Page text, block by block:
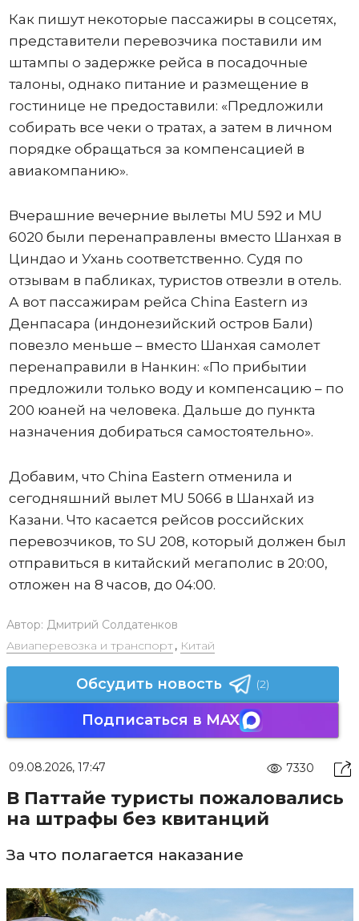
Как пишут некоторые пассажиры в соцсетях,
представители перевозчика поставили им
штампы о задержке рейса в посадочные
талоны, однако питание и размещение в
гостинице не предоставили: «Предложили
собирать все чеки о тратах, а затем в личном
порядке обращаться за компенсацией в
авиакомпанию».
Вчерашние вечерние вылеты MU 592 и MU
6020 были перенаправлены вместо Шанхая в
Циндао и Ухань соответственно. Судя по
отзывам в пабликах, туристов отвезли в отель.
А вот пассажирам рейса China Eastern из
Денпасара (индонезийский остров Бали)
повезло меньше – вместо Шанхая самолет
перенаправили в Нанкин: «По прибытии
предложили только воду и компенсацию – по
200 юаней на человека. Дальше до пункта
назначения добираться самостоятельно».
Добавим, что China Eastern отменила и
сегодняшний вылет MU 5066 в Шанхай из
Казани. Что касается рейсов российских
перевозчиков, то SU 208, который должен был
отправиться в китайский мегаполис в 20:00,
отложен на 8 часов, до 04:00.
Автор: Дмитрий Солдатенков
Авиаперевозка и транспорт, Китай
Обсудить новость (2)
Подписаться в MAX
09.08.2026, 17:47 7330
В Паттайе туристы пожаловались
на штрафы без квитанций
За что полагается наказание